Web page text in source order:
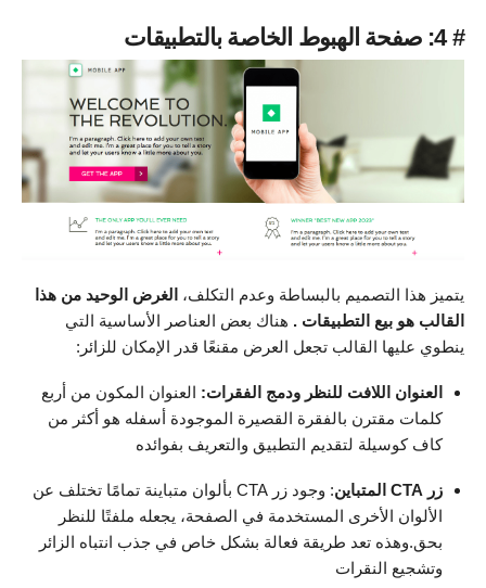
# 4: صفحة الهبوط الخاصة بالتطبيقات
يتميز هذا التصميم بالبساطة وعدم التكلف، الغرض الوحيد من هذا
القالب هو بيع التطبيقات . هناك بعض العناصر الأساسية التي
ينطوي عليها القالب تجعل العرض مقنعًا قدر الإمكان للزائر:
العنوان اللافت للنظر ودمج الفقرات: العنوان المكون من أربع
كلمات مقترن بالفقرة القصيرة الموجودة أسفله هو أكثر من
كاف كوسيلة لتقديم التطبيق والتعريف بفوائده
زر CTA المتباين
: وجود زر CTA بألوان متباينة تمامًا تختلف عن
الألوان الأخرى المستخدمة في الصفحة، يجعله ملفتًا للنظر
بحق.وهذه تعد طريقة فعالة بشكل خاص في جذب انتباه الزائر
وتشجيع النقرات